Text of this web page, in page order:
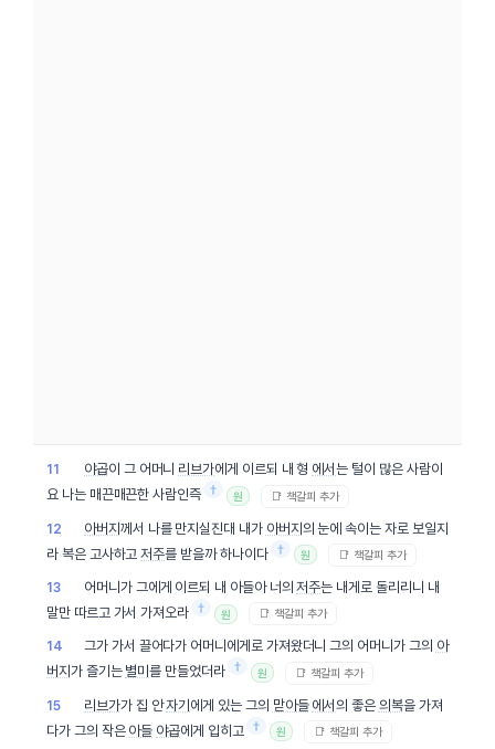
11 야곱이 그 어머니 리브가에게 이르되 내 형 에서는 털이 많은 사람이
요 나는 매끈매끈한 사람인즉 † 원 📑 책갈피 추가
12 아버지께서 나를 만지실진대 내가 아버지의 눈에 속이는 자로 보일지
라 복은 고사하고저주를 받을까 하나이다 † 원 📑 책갈피 추가
13 어머니가 그에게 이르되 내 아들아 너의저주는 내게로 돌리리니 내
말만 따르고 가서 가져오라 † 원 📑 책갈피 추가
14 그가 가서 끌어다가 어머니에게로 가져왔더니 그의 어머니가 그의 아
버지 가 즐기는 별미를 만들었더라 † 원 📑 책갈피 추가
15 리브가가 집 안자기에게 있는 그의 맏아들 에서의 좋은 의복을 가져
다가 그의 작은 아들 야곱에게 입히고 † 원 📑 책갈피 추가